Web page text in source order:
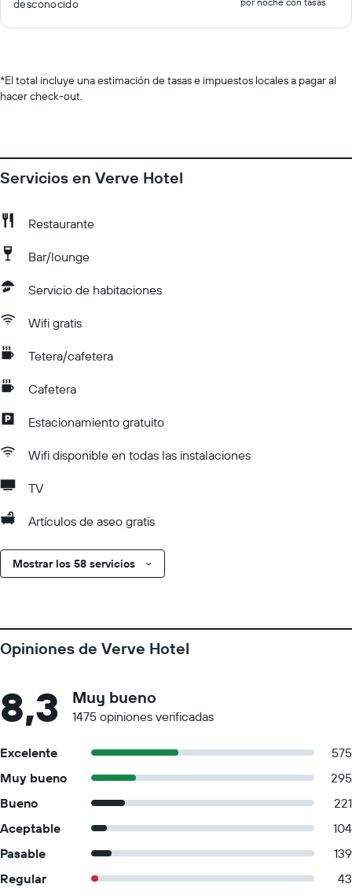
desconocido
*El total incluye una estimación de tasas e impuestos locales a pagar al
hacer check-out.
Servicios en Verve Hotel
Restaurante
Bar/lounge
Servicio de habitaciones
Wifi gratis
Tetera/cafetera
Cafetera
Estacionamiento gratuito
Wifi disponible en todas las instalaciones
TV
Artículos de aseo gratis
Mostrar los 58 servicios
Opiniones de Verve Hotel
8,3 Muy bueno
1475 opiniones verificadas
Excelente
575
Muy bueno
295
Bueno
221
Aceptable
104
Pasable
139
Regular
43